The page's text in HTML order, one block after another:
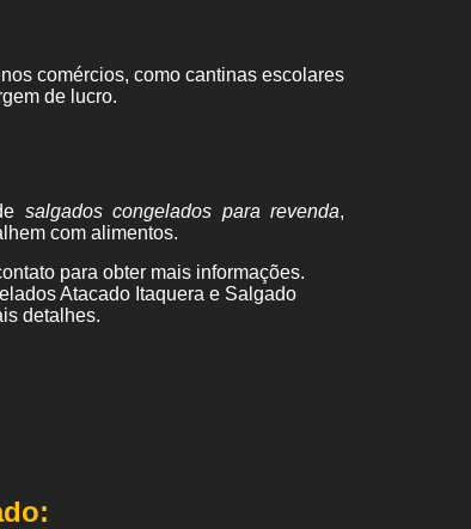
comércios, como cantinas escolares
de lucro.
salgados congelados para revenda,
com alimentos.
para obter mais informações.
Atacado Itaquera e Salgado
detalhes.